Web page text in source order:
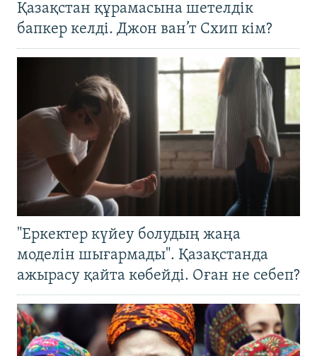
Қазақстан құрамасына шетелдік
бапкер келді. Джон ван’т Схип кім?
"Еркектер күйеу болудың жаңа
моделін шығармады". Қазақстанда
ажырасу қайта көбейді. Оған не себеп?